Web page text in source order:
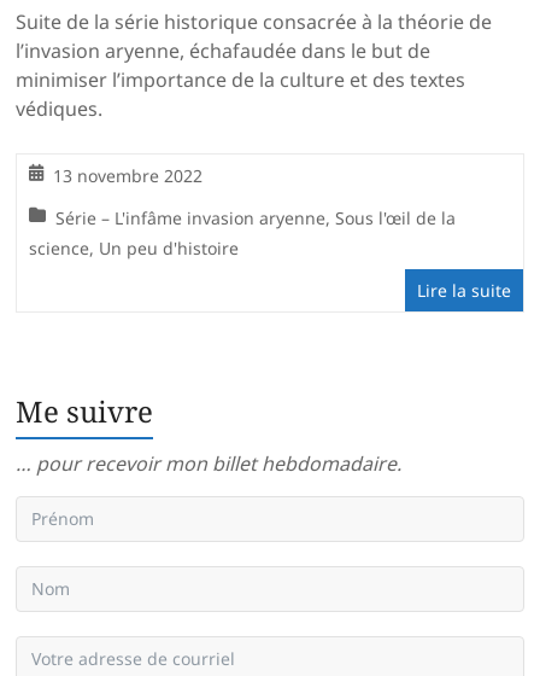
Suite de la série historique consacrée à la théorie de
l’invasion aryenne, échafaudée dans le but de
minimiser l’importance de la culture et des textes
védiques.
13 novembre 2022
Série – L'infâme invasion aryenne, Sous l'œil de la
science, Un peu d'histoire
Lire la suite
Me suivre
… pour recevoir mon billet hebdomadaire.